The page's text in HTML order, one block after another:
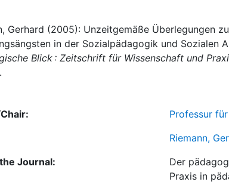
Gerhard (2005): Unzeitgemäße Überlegungen
in der Sozialpädagogik und Sozialen
Blick : Zeitschrift für Wissenschaft und
Professur
Riemann,
Journal:
Der
Praxis in